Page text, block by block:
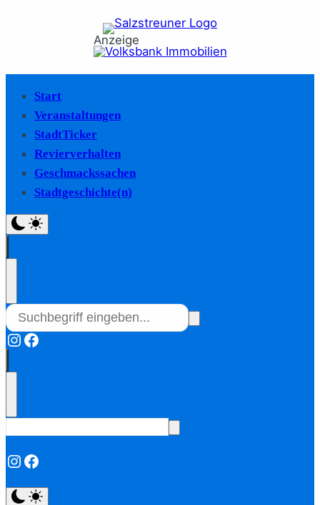
Anzeige
Start
Veranstaltungen
StadtTicker
Revierverhalten
Geschmackssachen
Stadtgeschichte(n)
Instagram
Facebook
Instagram
Facebook